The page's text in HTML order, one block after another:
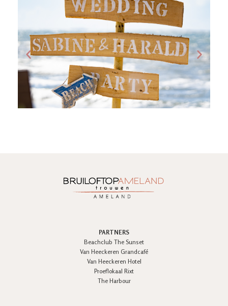
PARTNERS
Beachclub The Sunset
Van Heeckeren Grandcafé
Van Heeckeren Hotel
Proeflokaal Rixt
The Harbour